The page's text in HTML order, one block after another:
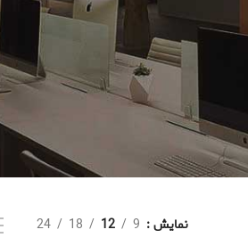
نمایش 9
12
18
24